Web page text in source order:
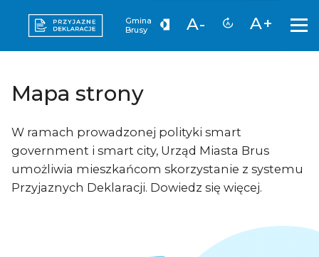
Gmina
Brusy
A- A+
Mapa strony
W ramach prowadzonej polityki smart
government i smart city, Urząd Miasta Brus
umożliwia mieszkańcom skorzystanie z systemu
Przyjaznych Deklaracji. Dowiedz się więcej.